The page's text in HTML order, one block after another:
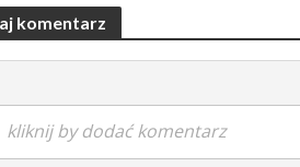
komentarz
kliknij by dodać komentarz